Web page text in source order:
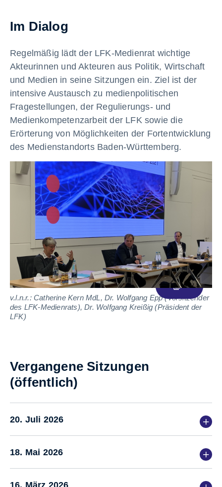
Im Dialog
Regelmäßig lädt der LFK-Medienrat wichtige
Akteurinnen und Akteuren aus Politik, Wirtschaft
und Medien in seine Sitzungen ein. Ziel ist der
intensive Austausch zu medienpolitischen
Fragestellungen, der Regulierungs- und
Medienkompetenzarbeit der LFK sowie die
Erörterung von Möglichkeiten der Fortentwicklung
des Medienstandorts Baden-Württemberg.
v.l.n.r.: Catherine Kern MdL, Dr. Wolfgang Epp (Vorsitzender
des LFK-Medienrats), Dr. Wolfgang Kreißig (Präsident der
LFK)
Vergangene Sitzungen
(öffentlich)
20. Juli 2026
18. Mai 2026